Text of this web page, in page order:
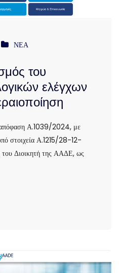
ΝΕΑ
του
ελέγχων
Α.1039/2024, με
στοιχεία Α.1215/28-12-
Διοικητή της ΑΑΔΕ, ως